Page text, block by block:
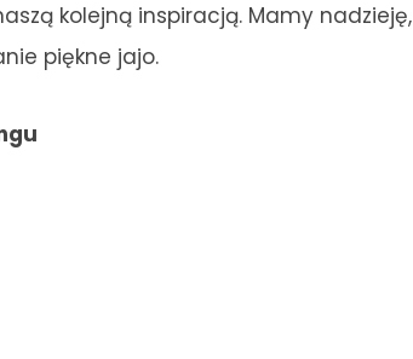
kolejną inspiracją. Mamy nadzieję,
piękne jajo.